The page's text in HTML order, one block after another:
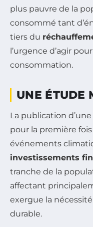
plus pauvre de la
consommé tant
tiers du
l’urgence d’agir
consommation.
UNE ÉTUDE
La publication d’une
pour la première
événements
investissements
tranche de la
affectant
exergue la
durable.